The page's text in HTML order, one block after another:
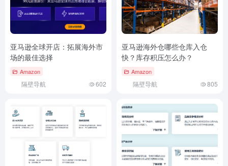
亚马逊全球开店：拓展海外市
场的最佳选择
Amazon
隔壁导航 602
亚马逊海外仓哪些仓库入仓
快？库存积压怎么办？
Amazon
隔壁导航 805